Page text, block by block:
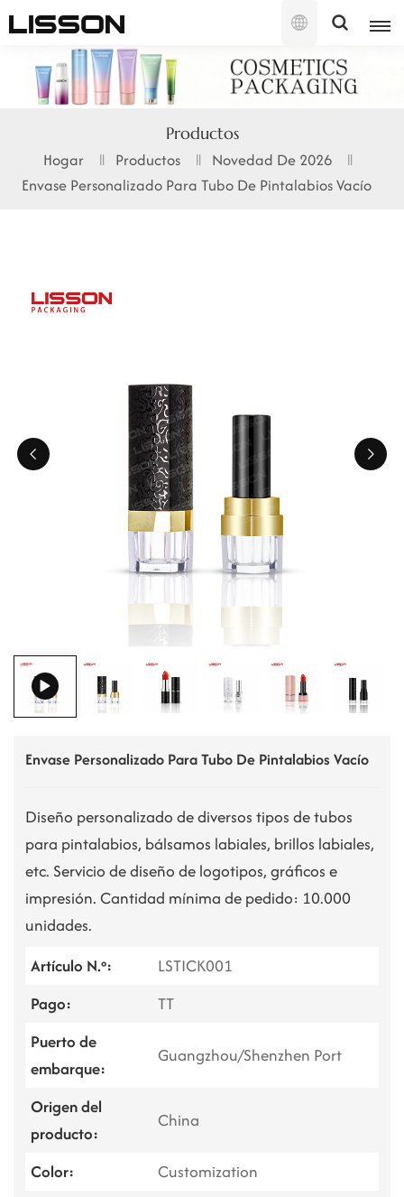
Español
English
français
русский
한국의
ไทย
Tiếng việt
中文
Productos
Hogar Productos
Novedad De 2026
Envase Personalizado Para Tubo De Pintalabios Vacío
Envase Personalizado Para Tubo De Pintalabios Vacío
Diseño personalizado de diversos tipos de tubos
para pintalabios, bálsamos labiales, brillos labiales,
etc. Servicio de diseño de logotipos, gráficos e
impresión. Cantidad mínima de pedido: 10.000
unidades.
Artículo N.º:
LSTICK001
Pago:
TT
Puerto de
embarque:
Guangzhou/Shenzhen Port
Origen del
producto:
China
Color:
Customization